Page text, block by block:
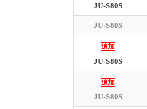
JU-S80S
JU-S80S
追加
JU-S80S
追加
JU-S80S